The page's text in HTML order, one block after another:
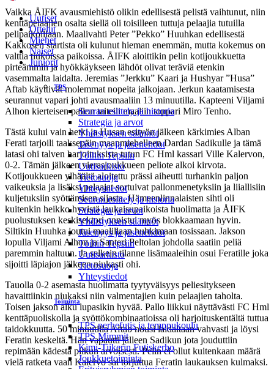
Uutiset
Ottelut
Miehet
Naiset
Juniorit
TPS
Seuran esittely ja historia
Strategia ja arvot
Yhdistyksen säännöt
Jäsenyys ja jäsenehdot
Töihin Tepsiin
Uutisarkisto
Tietosuoja
Yhteystiedot
Seuran esittely ja historia
Strategia ja arvot
Yhdistyksen säännöt
Jäsenyys ja jäsenehdot
Töihin Tepsiin
Uutisarkisto
Tietosuoja
Yhteystiedot
Toiminta
TPS perhefutis ja temppukoulu
TPS Mimmit
Kimi-Tiikerin Futiskerho
Joukkuetoiminta
Vaikka ÅIFK avausmiehistö olikin edellisestä pelistä vaihtunut, niin
kenttäpelaajien osalta siellä oli toisilleen tuttuja pelaajia tutuilla
pelipaikoillaan. Maalivahti Peter ”Pekko” Huuhkan edellisestä
Kakkosen startista oli kulunut hieman enemmän, mutta kokemus on
valttia tiukoissa paikoissa. ÅIFK aloittikin pelin kotijoukkuetta
pirteämmin ja hyökkäykseen lähdöt olivat teräviä etenkin
vasemmalta laidalta. Jeremias ”Jerkku” Kaari ja Hushyar ”Husa”
Aftab käyttivät molemmat nopeita jalkojaan. Jerkun kaatamisesta
seurannut vapari johti avausmaaliin 13 minuutilla. Kapteeni Viljami
Alhon kierteisen pallon taiteili maaliin toppari Miro Tenho.
Tästä kului vain hetki ja Husan esityön jälkeen kärkimies Alban
Ferati tarjoili taaksepäin maanmiehelleen Dardan Sadikulle ja tämä
latasi ohi talven harjoituksista tutun FC Hml kassari Ville Kalervon,
0-2. Tämän jälkeen vierasjoukkueen peliote alkoi kirvota.
Kotijoukkueen ylhäältä aloitettu prässi aiheutti turhankin paljon
vaikeuksia ja lisäksi pelaajat sortuivat pallonmenetyksiin ja liiallisiin
kuljetuksiin syöttämisen sijasta. Hämeenlinnalaisten sihti oli
kuitenkin heikko hyvistä laukaisupaikoista huolimatta ja ÅIFK
puolustuksen keskisektori onnistui myös blokkaamaan hyvin.
Siltikin Huuhka joutui maalillaan huhkimaan tosissaan. Jakson
lopulla Viljami Alhon ja Santeri Peltolan johdolla saatiin peliä
paremmin haltuun. Ja selkein tilanne lisämaaleihin osui Feratille joka
sijoitti läpiajon jälkeen niukasti ohi.
Tauolla 0-2 asemasta huolimatta tyytyväisyys peliesitykseen
havaittiinkin niukaksi niin valmentajien kuin pelaajien taholta.
Toisen jakson alku lupasikin hyvää. Pallo liikkui näyttävästi FC Hml
kenttäpuoliskolla ja syöttökombinaatioissa oli harjoituskentältä tuttua
taidokkuutta. 50 minuutilla Aftab nousi laidaltaan vahvasti ja löysi
Feratin keskeltä. Hän vapautti jälleen Sadikun jota jouduttiin
repimään kädestä pilkun arvoisesti. Pelin ei ollut kuitenkaan määrä
vielä ratketa vaan Kalervo sai torjuttua Feratin laukauksen kulmaksi.